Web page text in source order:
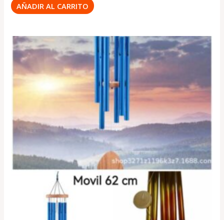
AÑADIR AL CARRITO